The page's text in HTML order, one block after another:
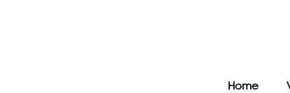
Home